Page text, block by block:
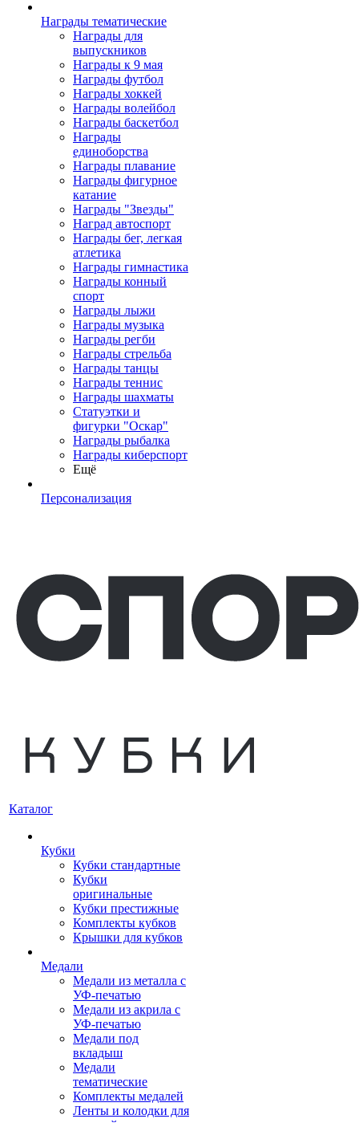
Награды тематические
Награды для
выпускников
Награды к 9 мая
Награды футбол
Награды хоккей
Награды волейбол
Награды баскетбол
Награды
единоборства
Награды плавание
Награды фигурное
катание
Награды "Звезды"
Наград автоспорт
Награды бег, легкая
атлетика
Награды гимнастика
Награды конный
спорт
Награды лыжи
Награды музыка
Награды регби
Награды стрельба
Награды танцы
Награды теннис
Награды шахматы
Статуэтки и
фигурки "Оскар"
Награды рыбалка
Награды киберспорт
Ещё
Персонализация
Каталог
Кубки
Кубки стандартные
Кубки
оригинальные
Кубки престижные
Комплекты кубков
Крышки для кубков
Медали
Медали из металла с
УФ-печатью
Медали из акрила с
УФ-печатью
Медали под
вкладыш
Медали
тематические
Комплекты медалей
Ленты и колодки для